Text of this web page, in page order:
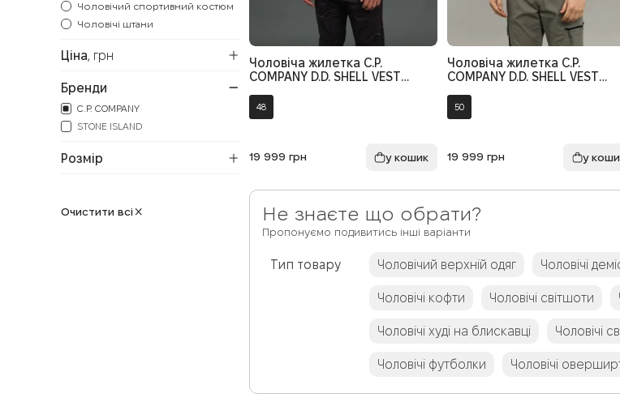
Чоловічий спортивний костюм
Чоловічі штани
Ціна , грн
Бренди
C.P. COMPANY
STONE ISLAND
Розмір
Очистити всі
Чоловіча жилетка C.P.
COMPANY D.D. SHELL VEST
колір зелений
48
19 999 грн
Чоловіча жилетка C.P.
COMPANY D.D. SHELL VEST
COL:999, колір чорний
50
19 999 грн
Не знаєте що обрати?
Пропонуємо подивитись інші варіанти
Тип товару Чоловічий верхній одяг Чоловічі
Чоловічі кофти Чоловічі світшоти
Чоловічі худі на блискавці Чоловічі
Чоловічі футболки Чоловічі